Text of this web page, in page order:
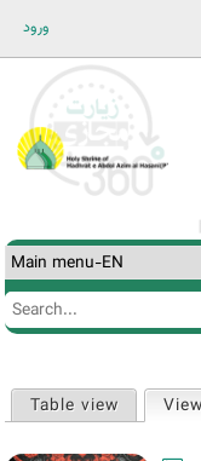
ورود
Search
Search
Table view View